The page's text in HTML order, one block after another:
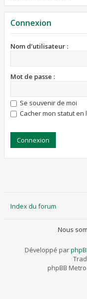
Connexion
Nom d’utilisateur :
Mot de passe :
Se souvenir de moi
Cacher mon statut
Index du forum
Nous
Développé par
phpBB